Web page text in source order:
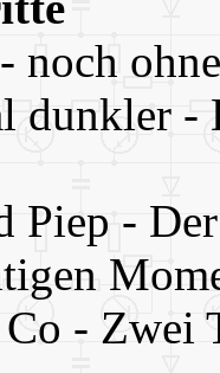
noch
dunkler -
Piep -
- Zwei